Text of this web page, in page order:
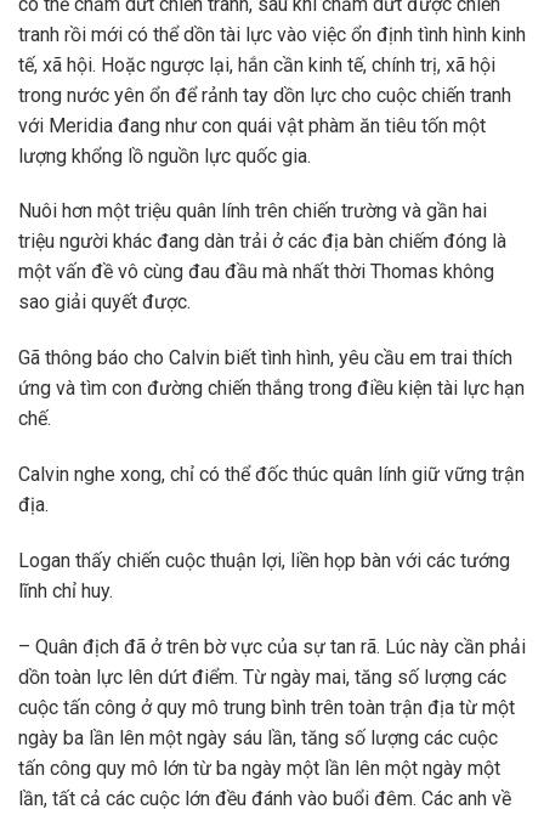
tranh rồi mới có thể dồn tài lực vào việc ổn định tình hình kinh
tế, xã hội. Hoặc ngược lại, hắn cần kinh tế, chính trị, xã hội
trong nước yên ổn để rảnh tay dồn lực cho cuộc chiến tranh
với Meridia đang như con quái vật phàm ăn tiêu tốn một
lượng khổng lồ nguồn lực quốc gia.
Nuôi hơn một triệu quân lính trên chiến trường và gần hai
triệu người khác đang dàn trải ở các địa bàn chiếm đóng là
một vấn đề vô cùng đau đầu mà nhất thời Thomas không
sao giải quyết được.
Gã thông báo cho Calvin biết tình hình, yêu cầu em trai thích
ứng và tìm con đường chiến thắng trong điều kiện tài lực hạn
chế.
Calvin nghe xong, chỉ có thể đốc thúc quân lính giữ vững trận
địa.
Logan thấy chiến cuộc thuận lợi, liền họp bàn với các tướng
lĩnh chỉ huy.
– Quân địch đã ở trên bờ vực của sự tan rã. Lúc này cần phải
dồn toàn lực lên dứt điểm. Từ ngày mai, tăng số lượng các
cuộc tấn công ở quy mô trung bình trên toàn trận địa từ một
ngày ba lần lên một ngày sáu lần, tăng số lượng các cuộc
tấn công quy mô lớn từ ba ngày một lần lên một ngày một
lần, tất cả các cuộc lớn đều đánh vào buổi đêm. Các anh về